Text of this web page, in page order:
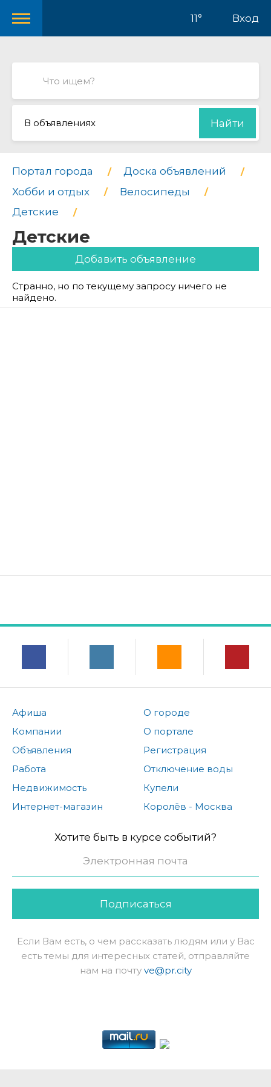
11° Вход
В объявлениях Найти
Портал города
Доска объявлений
Хобби и отдых
Велосипеды
Детские
Детские
Добавить объявление
Странно, но по текущему запросу ничего не
найдено.
Афиша
Компании
Объявления
Работа
Недвижимость
Интернет-магазин
О городе
О портале
Регистрация
Отключение воды
Купели
Королёв - Москва
Хотите быть в курсе событий?
Подписаться
Если Вам есть, о чем рассказать людям или у Вас
есть темы для интересных статей, отправляйте
нам на почту ve@pr.city